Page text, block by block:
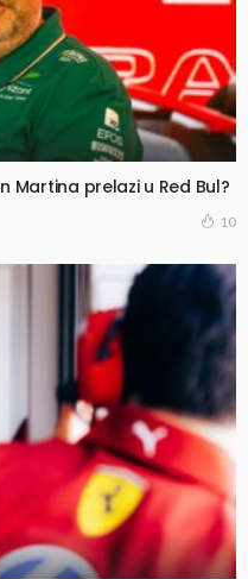
Martina prelazi u Red Bul?
10